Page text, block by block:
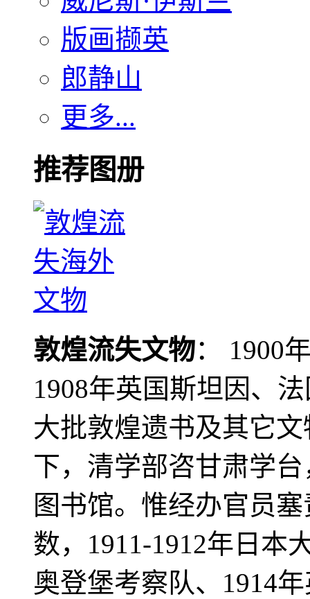
版画撷英
郎静山
更多...
推荐图册
敦煌流失文物： 1900
1908年英国斯坦因、
大批敦煌遗书及其它
下，清学部咨甘肃学
图书馆。惟经办官员
数，1911-1912年日本
奥登堡考察队、1914